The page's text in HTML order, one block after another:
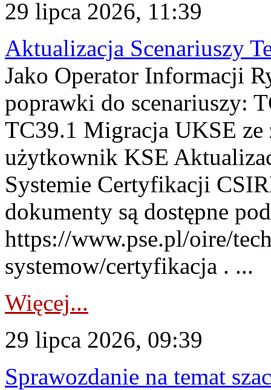
29 lipca 2026, 11:39
Aktualizacja Scenariuszy
Jako Operator Informacji
poprawki do scenariuszy:
TC39.1 Migracja UKSE
użytkownik KSE
Systemie Certyfikacji
dokumenty są dostępne
https://www.pse.pl/oire/
systemow/certyfikacja . ...
Więcej...
29 lipca 2026, 09:39
Sprawozdanie na temat